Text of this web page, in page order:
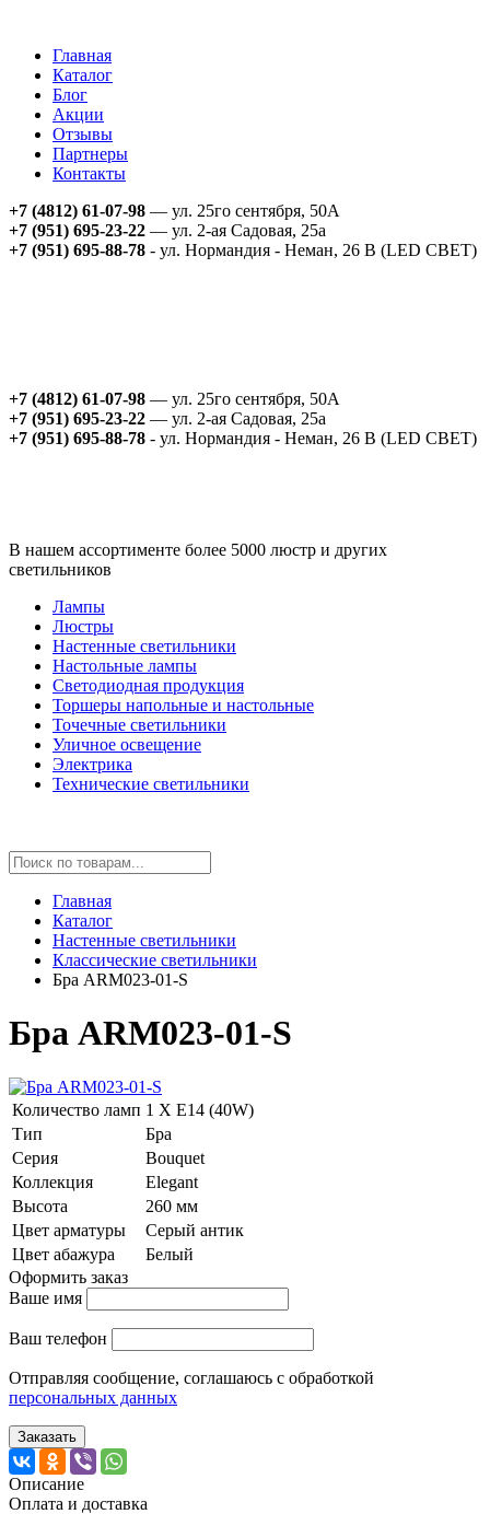
Главная
Каталог
Блог
Акции
Отзывы
Партнеры
Контакты
+7 (4812) 61-07-98 — ул. 25го сентября, 50А
+7 (951) 695-23-22 — ул. 2-ая Садовая, 25а
+7 (951) 695-88-78 - ул. Нормандия - Неман, 26 В (LED СВЕТ)
+7 (4812) 61-07-98 — ул. 25го сентября, 50А
+7 (951) 695-23-22 — ул. 2-ая Садовая, 25а
+7 (951) 695-88-78 - ул. Нормандия - Неман, 26 В (LED СВЕТ)
В нашем ассортименте более 5000 люстр и других
светильников
Лампы
Люстры
Настенные светильники
Настольные лампы
Светодиодная продукция
Торшеры напольные и настольные
Точечные светильники
Уличное освещение
Электрика
Технические светильники
Главная
Каталог
Настенные светильники
Классические светильники
Бра ARM023-01-S
Бра ARM023-01-S
Количество ламп 1 Х E14 (40W)
Тип
Бра
Серия
Bouquet
Коллекция
Elegant
Высота
260 мм
Цвет арматуры
Серый антик
Цвет абажура
Белый
Оформить заказ
Ваше имя
Ваш телефон
Отправляя сообщение, соглашаюсь с обработкой
персональных данных
Заказать
Описание
Оплата и доставка